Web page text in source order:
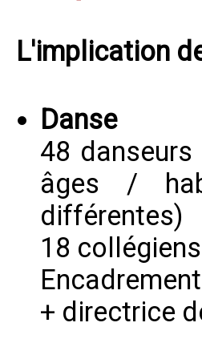
L'implication
Danse
48
âges /
différentes)
18
+ directrice